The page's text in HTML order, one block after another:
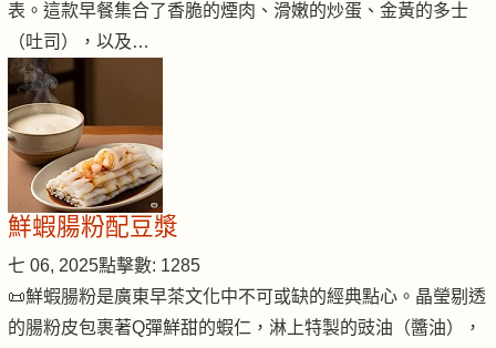
表。這款早餐集合了香脆的煙肉、滑嫩的炒蛋、金黃的多士
（吐司），以及…
鮮蝦腸粉配豆漿
七 06, 2025點擊數: 1285
📜鮮蝦腸粉是廣東早茶文化中不可或缺的經典點心。晶瑩剔透
的腸粉皮包裹著Q彈鮮甜的蝦仁，淋上特製的豉油（醬油），